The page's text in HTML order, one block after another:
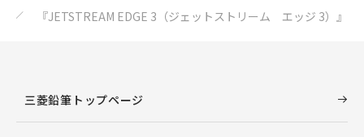
『JETSTREAM EDGE 3（ジェットストリーム エッジ 3）』
三菱鉛筆トップページ